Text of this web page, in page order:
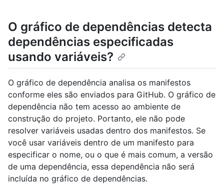
O gráfico de dependências detecta
dependências especificadas
usando variáveis?
O gráfico de dependência analisa os manifestos
conforme eles são enviados para GitHub. O gráfico de
dependência não tem acesso ao ambiente de
construção do projeto. Portanto, ele não pode
resolver variáveis usadas dentro dos manifestos. Se
você usar variáveis dentro de um manifesto para
especificar o nome, ou o que é mais comum, a versão
de uma dependência, essa dependência não será
incluída no gráfico de dependências.